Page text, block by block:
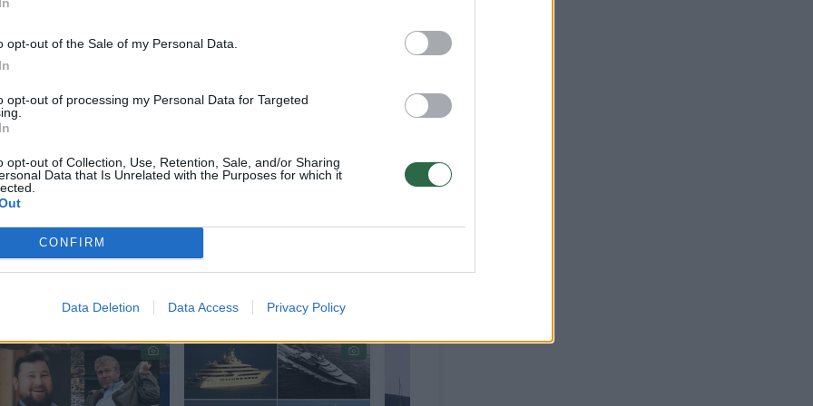
opt-out of the Sale of my Personal Data.
opt-out of processing my Personal Data for Targeted
opt-out of Collection, Use, Retention, Sale, and/or Sharing
Data that Is Unrelated with the Purposes for which it
CONFIRM
Data Deletion Data Access Privacy Policy
bandė įminti mįslę, bet tiesioginių įrodymų
neturi jokio vertingo turto, nes jį valdo per laiko
tą pačią klaidą – naudoja ir valstybinius
atskleisti paslapties šydą. „The New York
laivo kapitoną britą Guy Thomasą Bennettą-
– jachtos šeimininkas yra rusas.